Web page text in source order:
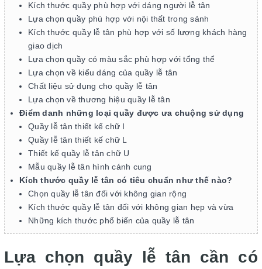
Kích thước quầy phù hợp với dáng người lễ tân
Lựa chọn quầy phù hợp với nội thất trong sảnh
Kích thước quầy lễ tân phù hợp với số lượng khách hàng
giao dịch
Lựa chọn quầy có màu sắc phù hợp với tổng thể
Lựa chọn về kiểu dáng của quầy lễ tân
Chất liệu sử dụng cho quầy lễ tân
Lựa chọn về thương hiệu quầy lễ tân
Điểm danh những loại quầy được ưa chuộng sử dụng
Quầy lễ tân thiết kế chữ I
Quầy lễ tân thiết kế chữ L
Thiết kế quầy lễ tân chữ U
Mẫu quầy lễ tân hình cánh cung
Kích thước quầy lễ tân có tiêu chuẩn như thế nào?
Chọn quầy lễ tân đối với không gian rộng
Kích thước quầy lễ tân đối với không gian hẹp và vừa
Những kích thước phổ biến của quầy lễ tân
Lựa chọn quầy lễ tân cần có